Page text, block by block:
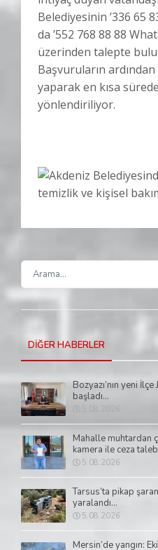
Belediyesinin ’336 65
da ’552 768 88 88
üzerinden talepte
Başvuruların
yaparak en kısa
yönlendiriliyor.
DİĞER HABERLER
Bozyazı’nın yeni
başladı...
Mahalle muhtardan
kamera ile ceza
5.08.2026
Tarsus’ta pikap
yaralandı...
5.08.2026
Mersin’de yangın: